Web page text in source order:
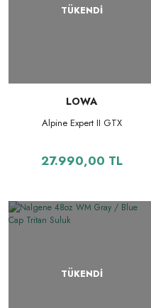
TÜKENDİ
LOWA
Alpine Expert II GTX
27.990,00 TL
TÜKENDİ